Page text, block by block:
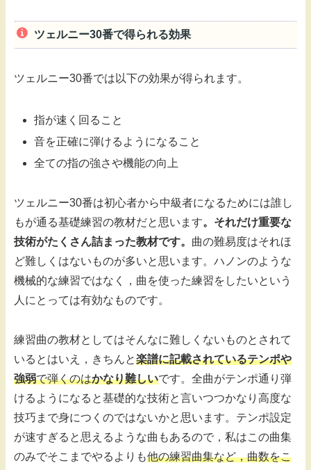
ツェルニー30番で得られる効果
ツェルニー30番では以下の効果が得られます。
指が速く回ること
音を正確に弾けるようになること
全ての指の強さや機能の向上
ツェルニー30番は初心者から中級者になるためには誰し
もが通る基礎練習の教材だと思います。それだけ重要な
技術がたくさん詰まった教材です。 曲の難易度はそれほ
ど難しくはないものが多いと思います。ハノンのような
機械的な練習ではなく，曲を使った練習をしたいという
人にとっては有効なものです。
練習曲の教材としてはそんなに難しくないものとされて
いるとはいえ，きちんと楽譜に記載されているテンポや
強弱で弾くのはかなり難しいです。全曲がテンポ通り弾
けるようになると基礎的な技術と言いつつかなり高度な
技巧まで身につくのではないかと思います。テンポ設定
が速すぎると思えるような曲もあるので，私はこの曲集
のみでそこまでやるよりも他の練習曲集など，曲数をこ